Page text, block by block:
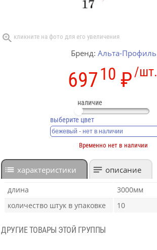
Бренд: Альта-Профиль
/шт.
69710 ₽
наличие
выберите цвет
Временно нет в наличии
характеристики описание
длина
3000мм
количество штук в упаковке
10
ДРУГИЕ ТОВАРЫ ЭТОЙ ГРУППЫ